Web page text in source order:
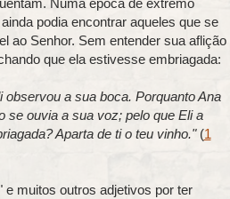
podia encontrar aqueles que se
ao Senhor. Sem entender sua aflição
que ela estivesse embriagada:
a sua boca. Porquanto Ana
se ouvia a sua voz; pelo que Eli a
Aparta de ti o teu vinho."(1
muitos outros adjetivos por ter